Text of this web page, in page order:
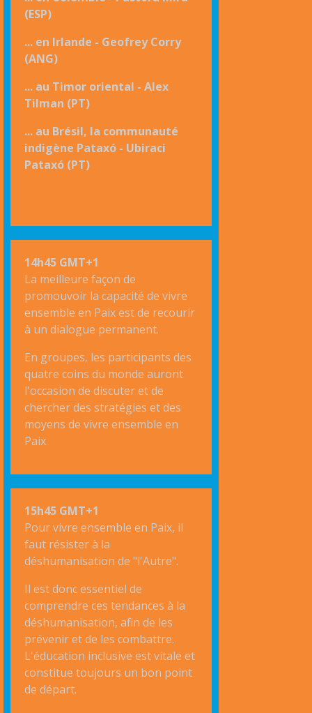
(ESP)
... en Irlande - Geofrey Corry
(ANG)
... au Timor oriental - Alex
Tilman (PT)
... au Brésil, la communauté
indigène Pataxó - Ubiraci
Pataxó (PT)
14h45 GMT+1
La meilleure façon de
promouvoir la capacité de vivre
ensemble en Paix est de recourir
à un dialogue permanent.
En groupes, les participants des
quatre coins du monde auront
l'occasion de discuter et de
chercher des stratégies et des
moyens de vivre ensemble en
Paix.
15h45 GMT+1
Pour vivre ensemble en Paix, il
faut résister à la
déshumanisation de "l'Autre".
Il est donc essentiel de
comprendre ces tendances à la
déshumanisation, afin de les
prévenir et de les combattre.
L'éducation inclusive est vitale et
constitue toujours un bon point
de départ.